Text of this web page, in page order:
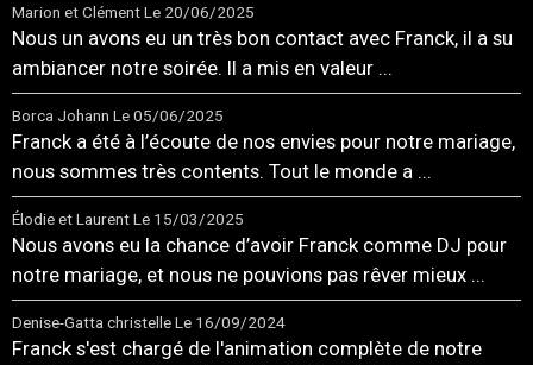
Marion et ClémentLe 20/06/2025
Nous un avons eu un très bon contact avec Franck, il a su
ambiancer notre soirée. Il a mis en valeur ...
Borca Johann Le 05/06/2025
Franck a été à l’écoute de nos envies pour notre mariage,
nous sommes très contents. Tout le monde a ...
Élodie et LaurentLe 15/03/2025
Nous avons eu la chance d’avoir Franck comme DJ pour
notre mariage, et nous ne pouvions pas rêver mieux ...
Denise-Gatta christelleLe 16/09/2024
Franck s'est chargé de l'animation complète de notre